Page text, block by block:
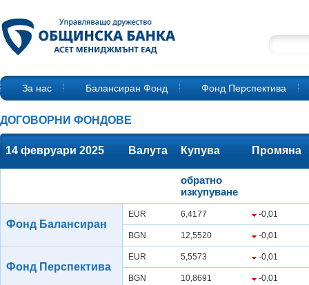
За нас Балансиран Фонд Фонд Перспектива
ДОГОВОРНИ ФОНДОВЕ
14 февруари 2025 Валута Купува Промяна
обратно
изкупуване
Фонд Балансиран
EUR 6,4177 -0,01
BGN 12,5520 -0,01
Фонд Перспектива
EUR 5,5573 -0,01
BGN 10,8691 -0,01